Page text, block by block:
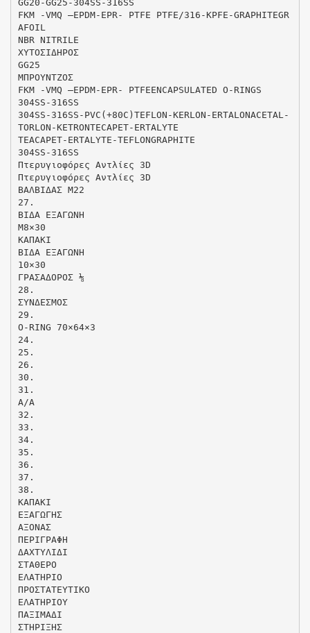
GG20-GG25-304SS-316SS
FKM -VMQ –EPDM-EPR- PTFE PTFE/316-KPFE-GRAPHITEGR
AFOIL
NBR NITRILE
ΧΥΤΟΣΙΔΗΡΟΣ
GG25
MΠΡΟΥΝΤΖΟΣ
FKM -VMQ –EPDM-EPR- PTFEENCAPSULATED O-RINGS
304SS-316SS
304SS-316SS-PVC(+80C)TEFLON-KERLON-ERTALONACETAL-
TORLON-KETRONTECAPET-ERTALYTE
TEACAPET-ERTALYTE-TEFLONGRAPHITE
304SS-316SS
Πτερυγιοφόρες Αντλίες 3D
Πτερυγιοφόρες Αντλίες 3D
ΒΑΛΒΙΔΑΣ Μ22
27.
ΒΙΔΑ ΕΞΑΓΩΝΗ
M8×30
ΚΑΠΑΚΙ
ΒΙΔΑ ΕΞΑΓΩΝΗ
10×30
ΓΡΑΣΑΔΟΡΟΣ ⅛
28.
ΣΥΝΔΕΣΜΟΣ
29.
O-RING 70×64×3
24.
25.
26.
30.
31.
Α/Α
32.
33.
34.
35.
36.
37.
38.
ΚΑΠΑΚΙ
ΕΞΑΓΩΓΗΣ
ΑΞΟΝΑΣ
ΠΕΡΙΓΡΑΦΗ
ΔΑΧΤΥΛΙΔΙ
ΣΤΑΘΕΡΟ
ΕΛΑΤΗΡΙΟ
ΠΡΟΣΤΑΤΕΥΤΙΚΟ
ΕΛΑΤΗΡΙΟΥ
ΠΑΞΙΜΑΔΙ
ΣΤΗΡΙΞΗΣ